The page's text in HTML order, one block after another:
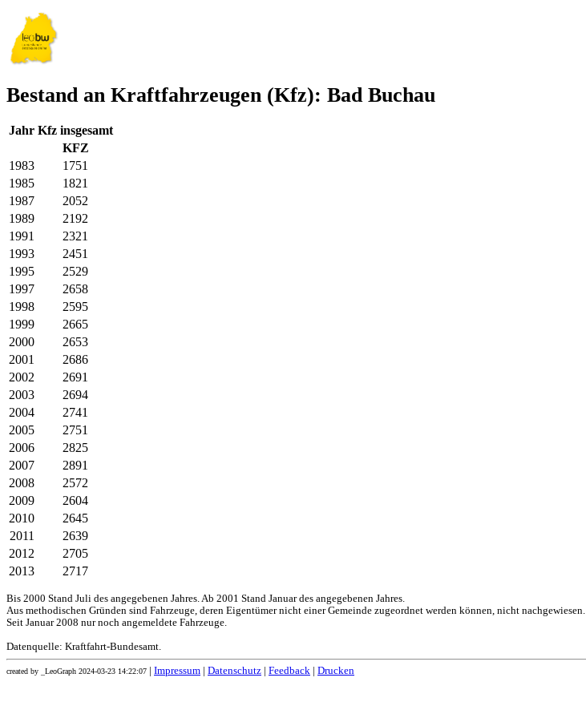
Bestand an Kraftfahrzeugen (Kfz): Bad Buchau
Jahr Kfz insgesamt
KFZ
1983
1751
1985
1821
1987
2052
1989
2192
1991
2321
1993
2451
1995
2529
1997
2658
1998
2595
1999
2665
2000
2653
2001
2686
2002
2691
2003
2694
2004
2741
2005
2751
2006
2825
2007
2891
2008
2572
2009
2604
2010
2645
2011
2639
2012
2705
2013
2717
Bis 2000 Stand Juli des angegebenen Jahres. Ab 2001 Stand Januar des angegebenen Jahres.
Aus methodischen Gründen sind Fahrzeuge, deren Eigentümer nicht einer Gemeinde zugeordnet werden können, nicht nachgewiesen.
Seit Januar 2008 nur noch angemeldete Fahrzeuge.
Datenquelle: Kraftfahrt-Bundesamt.
created by _LeoGraph 2024-03-23 14:22:07 Impressum Datenschutz Feedback Drucken